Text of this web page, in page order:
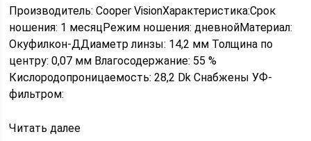
Производитель: Cooper VisionХарактеристика:Срок
ношения: 1 месяцРежим ношения: дневнойМатериал:
Окуфилкон-ДДиаметр линзы: 14,2 мм Толщина по
центру: 0,07 мм Влагосодержание: 55 %
Кислородопроницаемость: 28,2 Dk Снабжены УФ-
фильтром:
Читать далее